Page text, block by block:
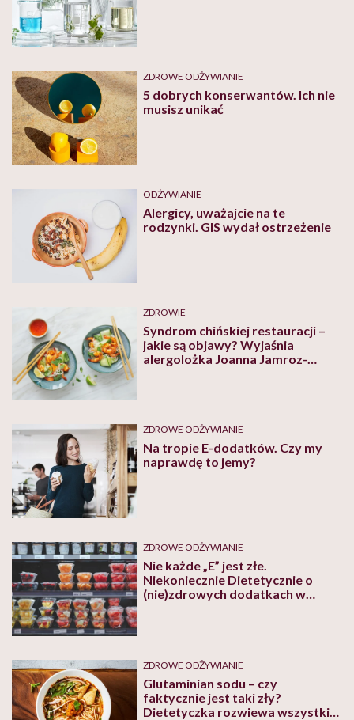
ZDROWE ODŻYWIANIE
5 dobrych konserwantów. Ich nie
musisz unikać
ODŻYWIANIE
Alergicy, uważajcie na te
rodzynki. GIS wydał ostrzeżenie
ZDROWIE
Syndrom chińskiej restauracji –
jakie są objawy? Wyjaśnia
alergolożka Joanna Jamroz-
ZDROWE ODŻYWIANIE
Na tropie E-dodatków. Czy my
naprawdę to jemy?
ZDROWE ODŻYWIANIE
Nie każde „E” jest złe.
Niekoniecznie Dietetycznie o
(nie)zdrowych dodatkach w
ZDROWE ODŻYWIANIE
Glutaminian sodu – czy
faktycznie jest taki zły?
Dietetyczka rozwiewa wszystkie